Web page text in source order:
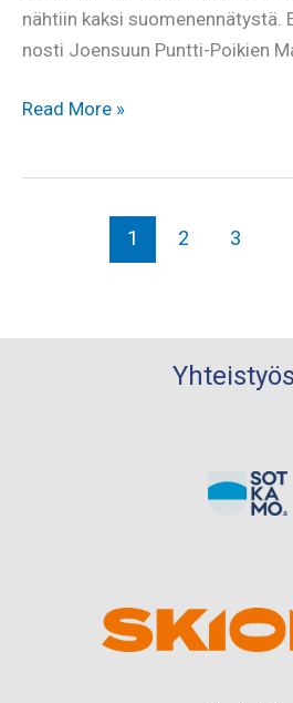
nähtiin kaksi suomenennätystä.
nosti Joensuun Puntti-Poikien
Ruskanostoissa
Read More »
1 2 3